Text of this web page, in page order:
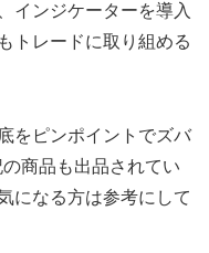
インジケーターを導入
トレードに取り組める
をピンポイントでズバ
商品も出品されてい
になる方は参考にして